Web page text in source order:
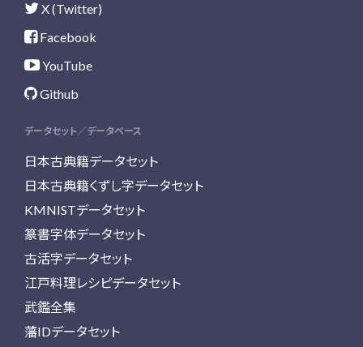
X (Twitter)
Facebook
YouTube
Github
データセット／データベース
日本古典籍データセット
日本古典籍くずし字データセット
KMNISTデータセット
篆書字体データセット
古活字データセット
江戸料理レシピデータセット
武鑑全集
藩IDデータセット